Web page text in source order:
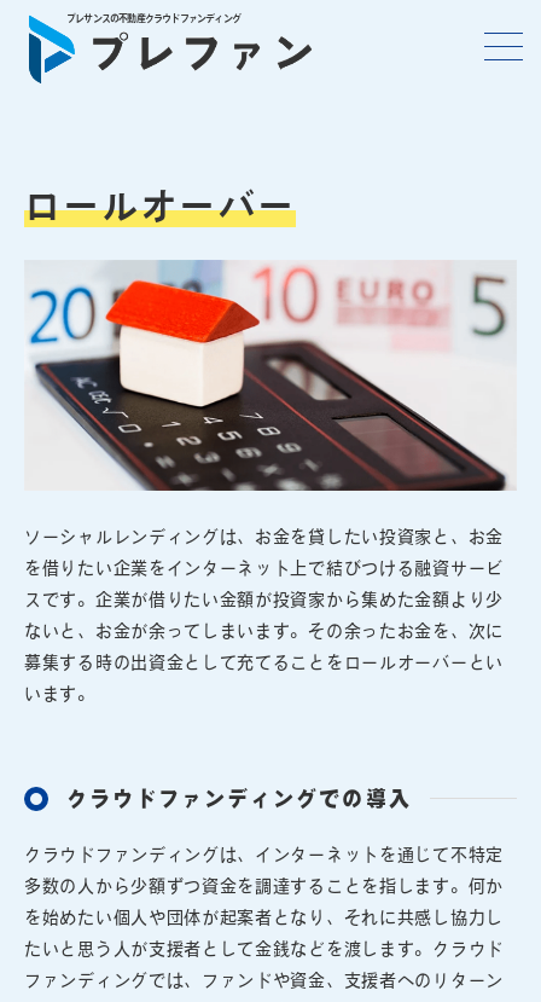
プレサンスの不動産クラウドファンディング
ロールオーバー
ソーシャルレンディングは、お金を貸したい投資家と、お金
を借りたい企業をインターネット上で結びつける融資サービ
スです。企業が借りたい金額が投資家から集めた金額より少
ないと、お金が余ってしまいます。その余ったお金を、次に
募集する時の出資金として充てることをロールオーバーとい
います。
クラウドファンディングでの導入
クラウドファンディングは、インターネットを通じて不特定
多数の人から少額ずつ資金を調達することを指します。何か
を始めたい個人や団体が起案者となり、それに共感し協力し
たいと思う人が支援者として金銭などを渡します。クラウド
ファンディングでは、ファンドや資金、支援者へのリターン